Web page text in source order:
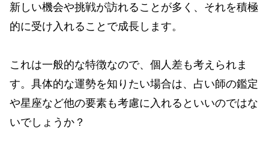
新しい機会や挑戦が訪れることが多く、それを積極
的に受け入れることで成長します。
これは一般的な特徴なので、個人差も考えられま
す。具体的な運勢を知りたい場合は、占い師の鑑定
や星座など他の要素も考慮に入れるといいのではな
いでしょうか？